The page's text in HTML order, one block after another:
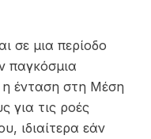
σε μια περίοδο
παγκόσμια
η ένταση στη Μέση
για τις ροές
ιδιαίτερα εάν